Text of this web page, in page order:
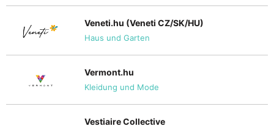
Veneti.hu (Veneti CZ/SK/HU)
Haus und Garten
Vermont.hu
Kleidung und Mode
Vestiaire Collective